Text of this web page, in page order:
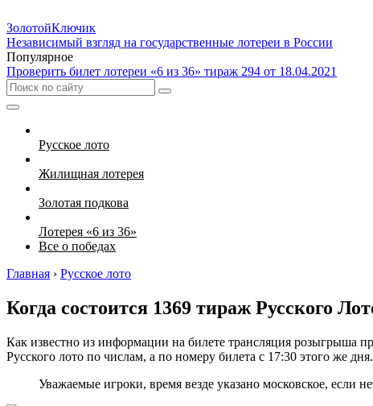
ЗолотойКлючик
Независимый взгляд на государственные лотереи в России
Популярное
Проверить билет лотереи «6 из 36» тираж 294 от 18.04.2021
Русское лото
Жилищная лотерея
Золотая подкова
Лотерея «6 из 36»
Все о победах
Главная › Русское лото
Когда состоится 1369 тираж Русского
Как известно из информации на билете трансляция розыгрыша
Русского лото по числам, а по номеру билета с 17:30 этого же дня.
Уважаемые игроки, время везде указано московское, если